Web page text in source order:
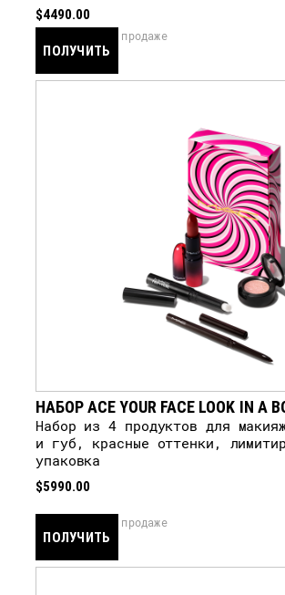
$4490.00
ПОЛУЧИТЬ
скоро в продаже
НАБОР ACE YOUR FACE LOOK IN A
Набор из 4 продуктов для макияжа глаз
и губ, красные оттенки,
упаковка
$5990.00
ПОЛУЧИТЬ
скоро в продаже